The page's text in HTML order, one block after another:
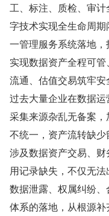
工、标注、质检、审
字技术实现全生命周
一管理服务系统落地
实现数据资产全程可
流通、估值交易筑牢安
过去大量企业在数据
采集来源杂乱无备案
不统一，资产流转缺
涉及数据资产交易、
用记录缺失，不仅无
数据泄露、权属纠纷
体系的落地，从根源